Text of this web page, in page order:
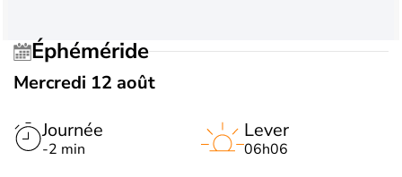
Éphéméride
Mercredi 12 août
Journée
-2 min
Lever
06h06